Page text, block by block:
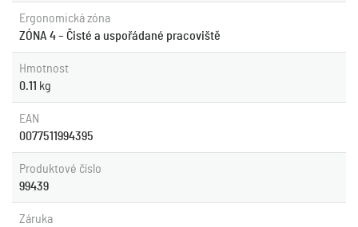
Ergonomická zóna
ZÓNA 4 – Čisté a uspořádané pracoviště
Hmotnost
0.11 kg
EAN
0077511994395
Produktové číslo
99439
Záruka